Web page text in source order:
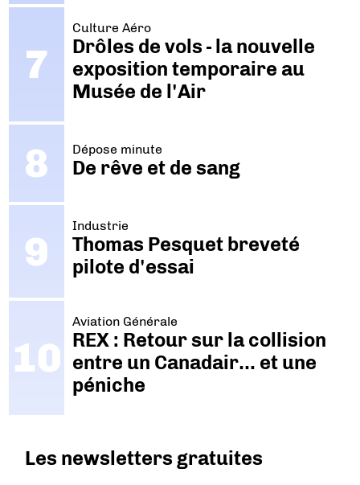
Culture Aéro
Drôles de vols - la nouvelle
exposition temporaire au
Musée de l'Air
Dépose minute
De rêve et de sang
Industrie
Thomas Pesquet breveté
pilote d'essai
Aviation Générale
REX : Retour sur la collision
entre un Canadair… et une
péniche
Les newsletters gratuites